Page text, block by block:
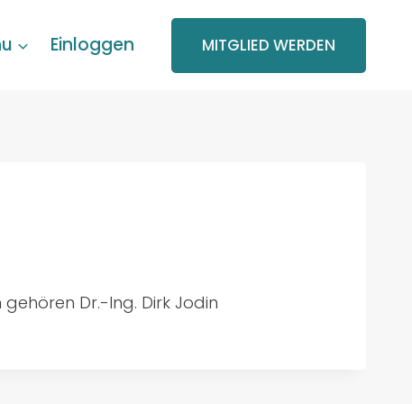
Einloggen MITGLIED WERDEN
Dr.-Ing. Dirk Jodin